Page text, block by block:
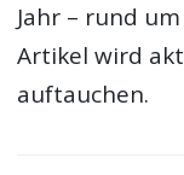
Jahr – rund
Artikel wird
auftauchen.